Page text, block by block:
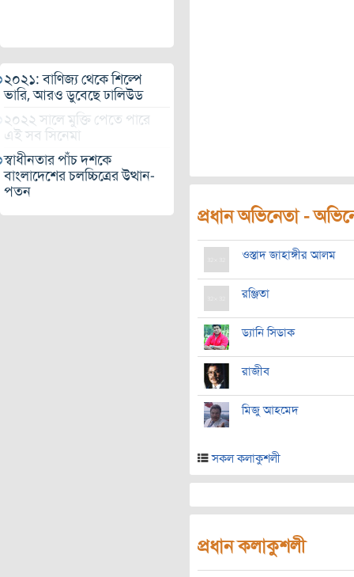
২০২১: বাণিজ্য থেকে শিল্পে
ভারি, আরও ডুবেছে ঢালিউড
২০২২ সালে মুক্তি পেতে পারে
এই সব সিনেমা
স্বাধীনতার পাঁচ দশকে
বাংলাদেশের চলচ্চিত্রের উত্থান-
পতন
প্রধান অভিনেতা -
ওস্তাদ জাহাঙ্গীর আলম
রঞ্জিতা
ড্যানি সিডাক
রাজীব
মিজু আহমেদ
সকল কলাকুশলী
প্রধান কলাকুশলী